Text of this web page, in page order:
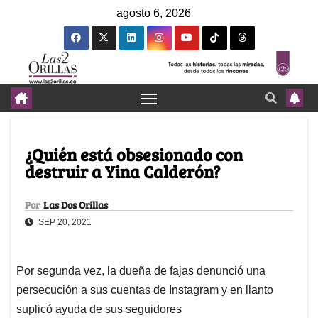
agosto 6, 2026
¿Quién está obsesionado con
destruir a Yina Calderón?
Por Las Dos Orillas
SEP 20, 2021
Por segunda vez, la dueña de fajas denunció una
persecución a sus cuentas de Instagram y en llanto
suplicó ayuda de sus seguidores